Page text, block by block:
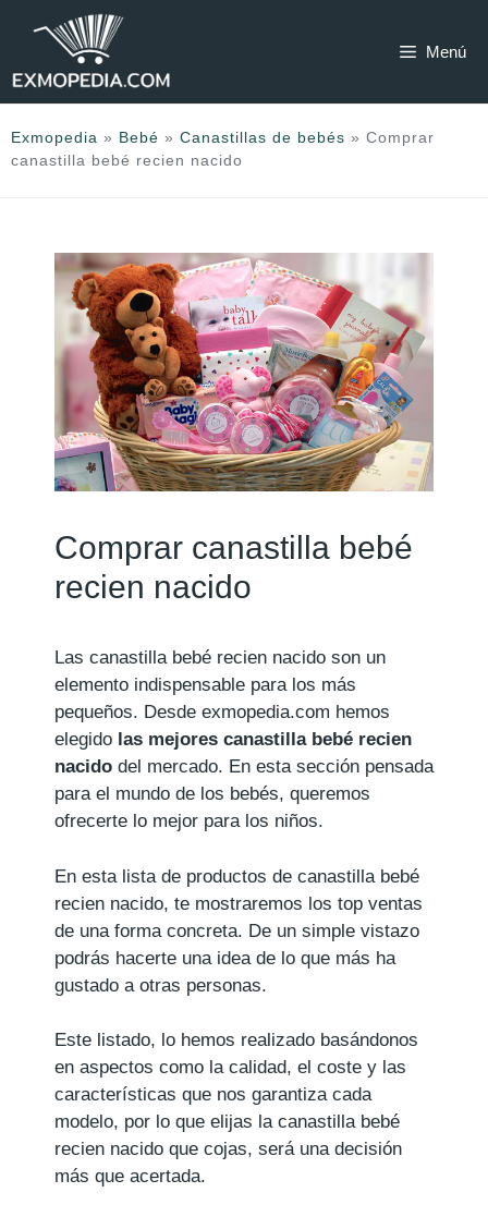
Menú
Exmopedia » Bebé » Canastillas de bebés » Comprar
canastilla bebé recien nacido
Comprar canastilla bebé
recien nacido
Las canastilla bebé recien nacido son un
elemento indispensable para los más
pequeños. Desde exmopedia.com hemos
elegido las mejores canastilla bebé recien
nacido del mercado. En esta sección pensada
para el mundo de los bebés, queremos
ofrecerte lo mejor para los niños.
En esta lista de productos de canastilla bebé
recien nacido, te mostraremos los top ventas
de una forma concreta. De un simple vistazo
podrás hacerte una idea de lo que más ha
gustado a otras personas.
Este listado, lo hemos realizado basándonos
en aspectos como la calidad, el coste y las
características que nos garantiza cada
modelo, por lo que elijas la canastilla bebé
recien nacido que cojas, será una decisión
más que acertada.